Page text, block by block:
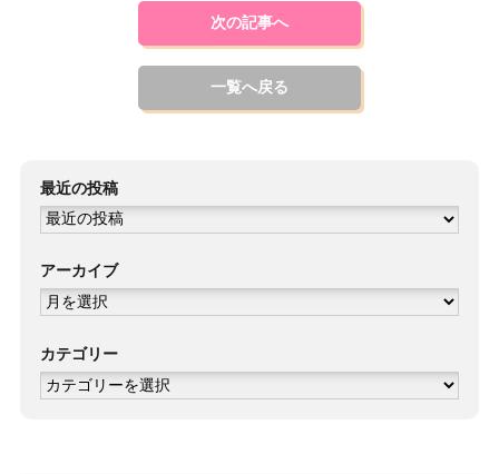
次の記事へ
一覧へ戻る
最近の投稿
アーカイブ
ア
ー
カ
カテゴリー
カ
テ
ゴ